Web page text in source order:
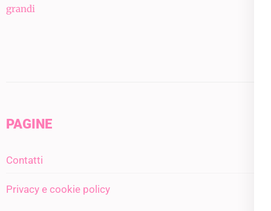
grandi
PAGINE
Contatti
Privacy e cookie policy